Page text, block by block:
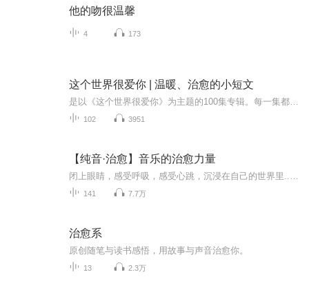
他的吻很温馨
4 173
这个世界很爱你 | 温暖、治愈的小短文
102 3951
【纯音·治愈】音乐的治愈力量
141 7.7万
治愈系
原创随笔与读书感悟，用故事与声音治愈你。
13 2.3万